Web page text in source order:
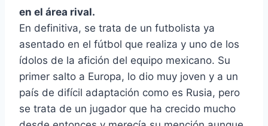
en el área rival.
En definitiva, se trata de un futbolista ya
asentado en el fútbol que realiza y uno de los
ídolos de la afición del equipo mexicano. Su
primer salto a Europa, lo dio muy joven y a un
país de difícil adaptación como es Rusia, pero
se trata de un jugador que ha crecido mucho